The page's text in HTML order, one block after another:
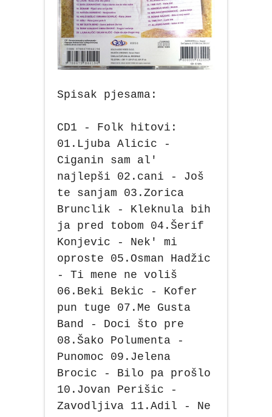
Spisak pjesama:
CD1 - Folk hitovi:
01.Ljuba Alicic -
Ciganin sam al'
najlepši 02.cani - Još
te sanjam 03.Zorica
Brunclik - Kleknula bih
ja pred tobom 04.Šerif
Konjevic - Nek' mi
oproste 05.Osman Hadžic
- Ti mene ne voliš
06.Beki Bekic - Kofer
pun tuge 07.Me Gusta
Band - Doci što pre
08.Šako Polumenta -
Punomoc 09.Jelena
Brocic - Bilo pa prošlo
10.Jovan Perišic -
Zavodljiva 11.Adil - Ne